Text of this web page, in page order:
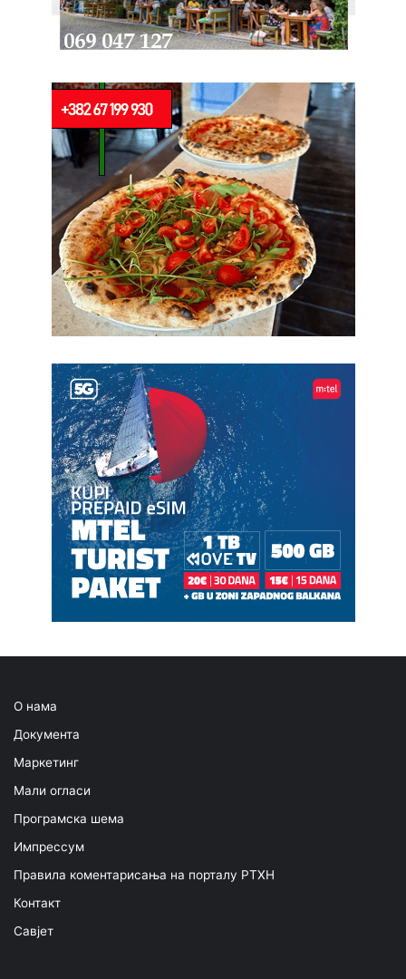
О нама
Документа
Маркетинг
Мали огласи
Програмска шема
Импрессум
Правила коментарисања на порталу РТХН
Контакт
Савјет